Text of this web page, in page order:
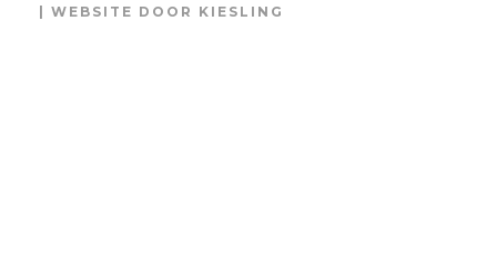
| WEBSITE DOOR KIESLING